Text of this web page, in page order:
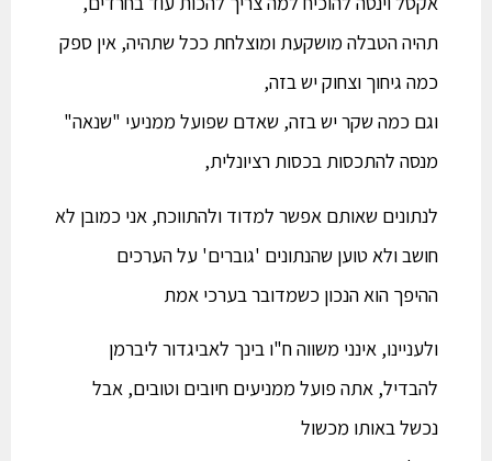
תהיה הטבלה מושקעת ומוצלחת ככל שתהיה, אין ספק
כמה גיחוך וצחוק יש בזה,
וגם כמה שקר יש בזה, שאדם שפועל ממניעי "שנאה"
מנסה להתכסות בכסות רציונלית,
לנתונים שאותם אפשר למדוד ולהתווכח, אני כמובן לא
חושב ולא טוען שהנתונים 'גוברים' על הערכים
ההיפך הוא הנכון כשמדובר בערכי אמת
ולעניינו, אינני משווה ח"ו בינך לאביגדור ליברמן
להבדיל, אתה פועל ממניעים חיובים וטובים, אבל
נכשל באותו מכשול